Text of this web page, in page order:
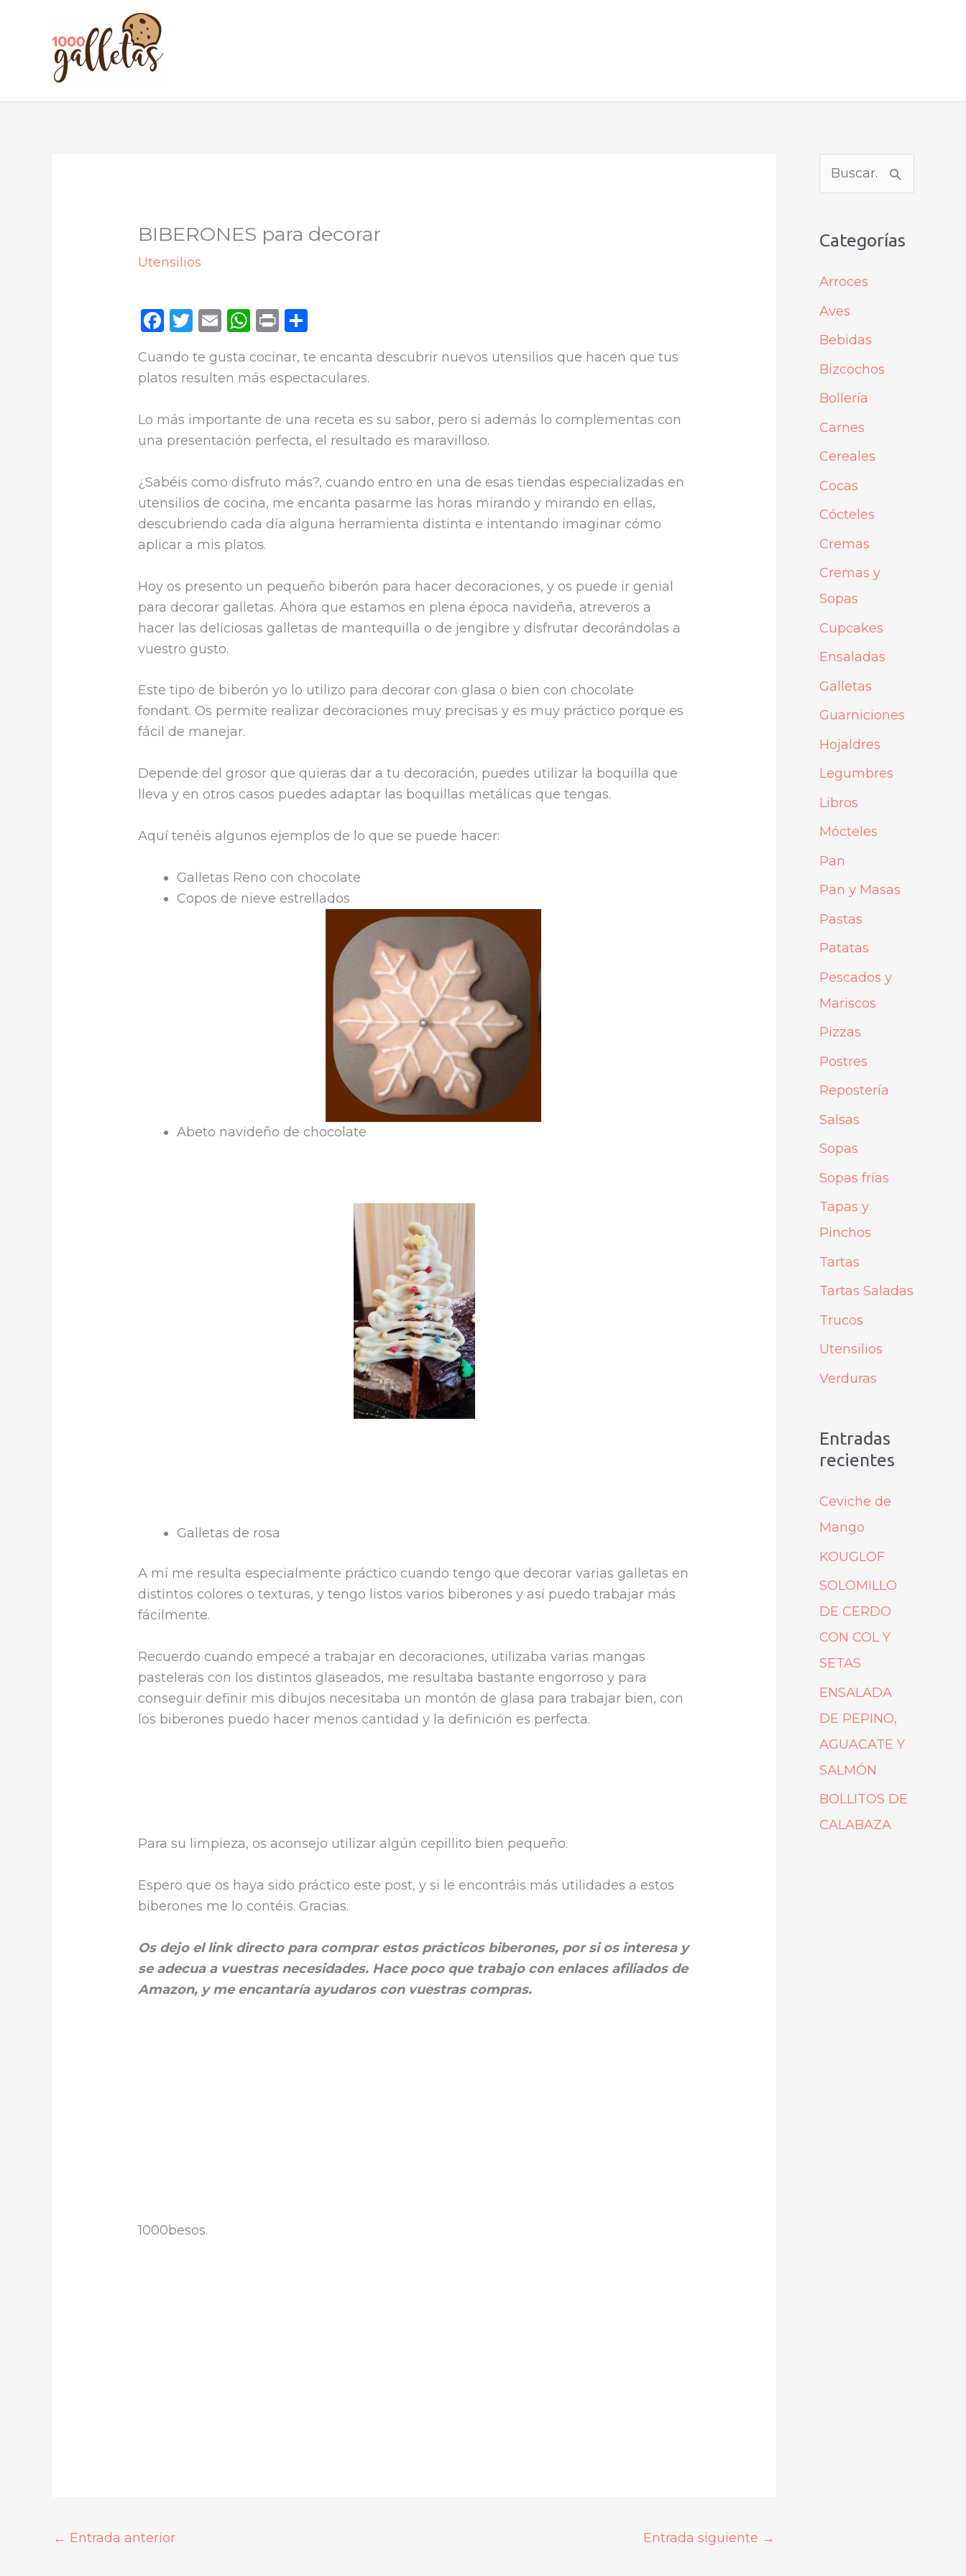
contenido
BIBERONES para decorar
Utensilios
F
c
e
b
o
k
T
it
te
r
E
ai
l
W
a
ts
A
p
P
n
t
m
p
ar
ti
Cuando te gusta cocinar, te encanta descubrir nuevos utensilios que hacen que tus
platos resulten más espectaculares.
Lo más importante de una receta es su sabor, pero si además lo complementas con
una presentación perfecta, el resultado es maravilloso.
¿Sabéis como disfruto más?, cuando entro en una de esas tiendas especializadas en
utensilios de cocina, me encanta pasarme las horas mirando y mirando en ellas,
descubriendo cada día alguna herramienta distinta e intentando imaginar cómo
aplicar a mis platos.
Hoy os presento un pequeño biberón para hacer decoraciones, y os puede ir genial
para decorar galletas. Ahora que estamos en plena época navideña, atreveros a
hacer las deliciosas galletas de mantequilla o de jengibre y disfrutar decorándolas a
vuestro gusto.
Este tipo de biberón yo lo utilizo para decorar con glasa o bien con chocolate
fondant. Os permite realizar decoraciones muy precisas y es muy práctico porque es
fácil de manejar.
Depende del grosor que quieras dar a tu decoración, puedes utilizar la boquilla que
lleva y en otros casos puedes adaptar las boquillas metálicas que tengas.
Aquí tenéis algunos ejemplos de lo que se puede hacer:
Galletas Reno con chocolate
Copos de nieve estrellados
Abeto navideño de chocolate
Galletas de rosa
A mí me resulta especialmente práctico cuando tengo que decorar varias galletas en
distintos colores o texturas, y tengo listos varios biberones y así puedo trabajar más
fácilmente.
Recuerdo cuando empecé a trabajar en decoraciones, utilizaba varias mangas
pasteleras con los distintos glaseados, me resultaba bastante engorroso y para
conseguir definir mis dibujos necesitaba un montón de glasa para trabajar bien, con
los biberones puedo hacer menos cantidad y la definición es perfecta.
Para su limpieza, os aconsejo utilizar algún cepillito bien pequeño.
Espero que os haya sido práctico este post, y si le encontráis más utilidades a estos
biberones me lo contéis. Gracias.
Os dejo el link directo para comprar estos prácticos biberones, por si os interesa y
se adecua a vuestras necesidades. Hace poco que trabajo con enlaces afiliados de
Amazon, y me encantaría ayudaros con vuestras compras.
1000besos.
← Entrada anterior Entrada siguiente →
a
r
p
Categorías
Arroces
Aves
Bebidas
Bizcochos
Bollería
Carnes
Cereales
Cocas
Cócteles
Cremas
Cremas y
Sopas
Cupcakes
Ensaladas
Galletas
Guarniciones
Hojaldres
Legumbres
Libros
Mócteles
Pan
Pan y Masas
Pastas
Patatas
Pescados y
Mariscos
Pizzas
Postres
Repostería
Salsas
Sopas
Sopas frías
Tapas y
Pinchos
Tartas
Tartas Saladas
Trucos
Utensilios
Verduras
Entradas
recientes
Ceviche de
Mango
KOUGLOF
SOLOMILLO
DE CERDO
CON COL Y
SETAS
ENSALADA
DE PEPINO,
AGUACATE Y
SALMÓN
BOLLITOS DE
CALABAZA